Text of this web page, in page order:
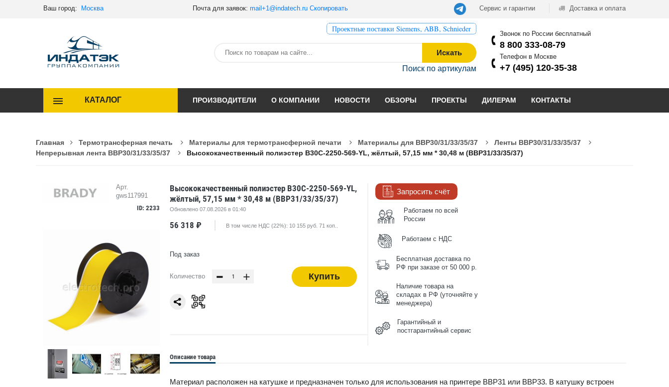
Ваш город: Москва Почта для заявок: mail+1@indatech.ru Скопировать Сервис и гарантии Доставка и оплата
Проектные поставки Siemens, ABB, Schnieder
Искать
Поиск по артикулам
Звонок по России бесплатный
8 800 333-08-79
Телефон в Москве
+7 (495) 120-35-38
КАТАЛОГ ПРОИЗВОДИТЕЛИ О КОМПАНИИ НОВОСТИ ОБЗОРЫ ПРОЕКТЫ ДИЛЕРАМ КОНТАКТЫ
Главная Термотрансферная печать Материалы для термотрансферной печати Материалы для BBP30/31/33/35/37
Ленты BBP30/31/33/35/37
Непрерывная лента BBP30/31/33/35/37
Высококачественный полиэстер B30C-2250-569-YL, жёлтый, 57,15 мм * 30,48 м (BBP31/33/35/37)
Арт.
gws117991
ID: 2233
Высококачественный полиэстер B30C-2250-569-YL,
жёлтый, 57,15 мм * 30,48 м (BBP31/33/35/37)
Обновлено 07.08.2026 в 01:40
56 318 ₽ В том числе НДС (22%): 10 155 руб. 71 коп..
Под заказ
Количество - + Купить
Запросить счёт
Работаем по всей
России
Работаем с НДС
Бесплатная доставка по
РФ при заказе от 50 000 р.
Наличие товара на
складах в РФ (уточняйте у
менеджера)
Гарантийный и
постгарантийный сервис
Описание товара
Материал расположен на катушке и предназначен только для использования на принтере BBP31 или BBP33. В катушку встроен